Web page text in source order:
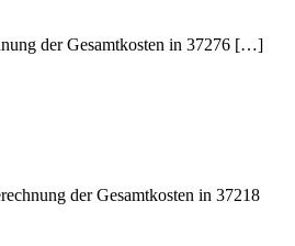
der Gesamtkosten in 37276 […]
der Gesamtkosten in 37218